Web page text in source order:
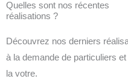
Quelles sont nos récentes
réalisations ?
Découvrez nos derniers
à la demande de particuliers
la votre.